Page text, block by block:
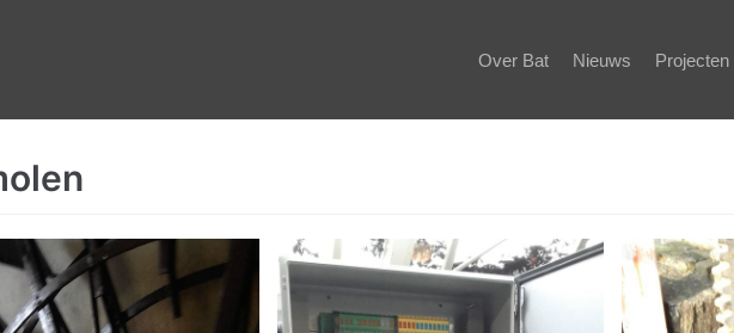
Over Bat Nieuws Projecten